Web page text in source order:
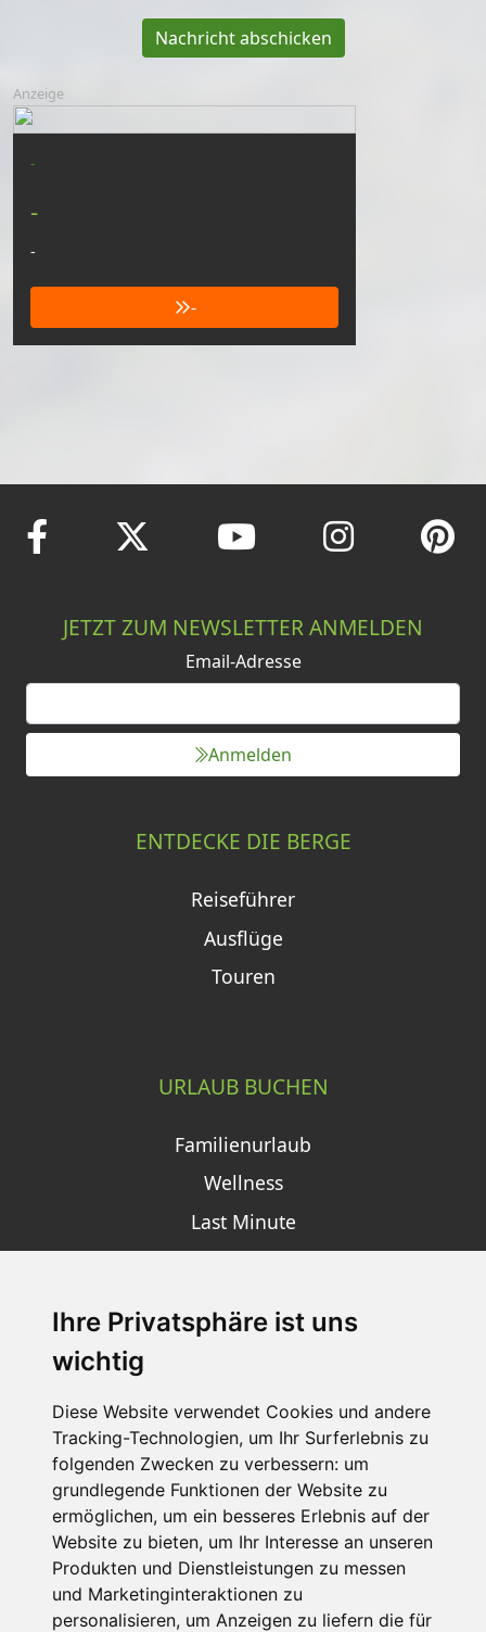
Ihre Privatsphäre ist uns
wichtig
Diese Website verwendet Cookies und andere
Tracking-Technologien, um Ihr Surferlebnis zu
folgenden Zwecken zu verbessern: um
grundlegende Funktionen der Website zu
ermöglichen, um ein besseres Erlebnis auf der
Website zu bieten, um Ihr Interesse an unseren
Produkten und Dienstleistungen zu messen
und Marketinginteraktionen zu
personalisieren, um Anzeigen zu liefern die für
Nachricht abschicken
Anzeige
-
-
-
-
JETZT ZUM NEWSLETTER ANMELDEN
Email-Adresse
Anmelden
ENTDECKE DIE BERGE
Reiseführer
Ausflüge
Touren
URLAUB BUCHEN
Familienurlaub
Wellness
Last Minute
SCHNEEHÖHEN SKI APP
Die Schneehoehen Ski APP für iOS und Android - Ein
Muss für alle Wintersportler und Schneefreaks!